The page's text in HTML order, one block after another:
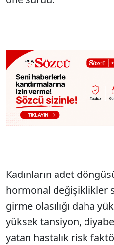
Kadınların adet
hormonal değişiklikler
girme olasılığı daha
yüksek tansiyon,
yatan hastalık risk